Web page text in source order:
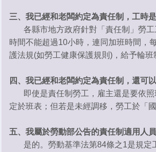
三、我已經和老闆約定為責任制，工時
各縣市地方政府針對「責任制」勞工
時間不能超過10小時，連同加班時間，
護法規(如勞工健康保護規則)，給予輪
四、我已經和老闆約定為責任制，還可
即使是責任制勞工，雇主還是要依照
定於班表；但若是未經調移，勞工於「
五、我屬於勞動部公告的責任制適用人
是的。勞動基準法第84條之1是規定